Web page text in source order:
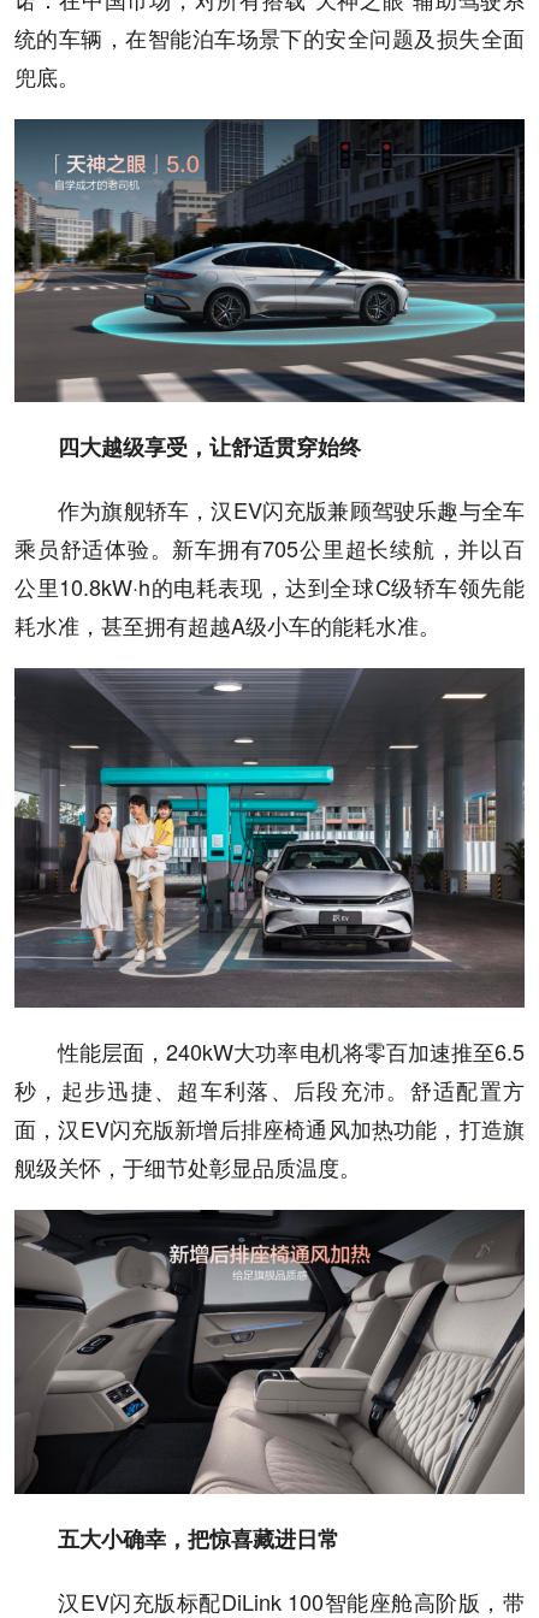
统的车辆，在智能泊车场景下的安全问题及损失全面
兜底。
四大越级享受，让舒适贯穿始终
作为旗舰轿车，汉EV闪充版兼顾驾驶乐趣与全车
乘员舒适体验。新车拥有705公里超长续航，并以百
公里10.8kW·h的电耗表现，达到全球C级轿车领先能
耗水准，甚至拥有超越A级小车的能耗水准。
性能层面，240kW大功率电机将零百加速推至6.5
秒，起步迅捷、超车利落、后段充沛。舒适配置方
面，汉EV闪充版新增后排座椅通风加热功能，打造旗
舰级关怀，于细节处彰显品质温度。
五大小确幸，把惊喜藏进日常
汉EV闪充版标配DiLink 100智能座舱高阶版，带